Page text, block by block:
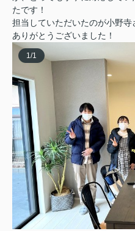
たです！
担当していただいたのが小野寺
ありがとうございました！
1/1